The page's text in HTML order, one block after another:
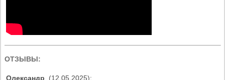
ОТЗЫВЫ:
Олександр (12.05.2025):